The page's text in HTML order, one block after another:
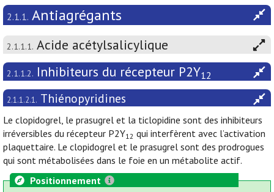
2.1.1. Antiagrégants
2.1.1.1. Acide acétylsalicylique
2.1.1.2. Inhibiteurs du récepteur P2Y12
2.1.1.2.1. Thiénopyridines
Le clopidogrel, le prasugrel et la ticlopidine sont des inhibiteurs
irréversibles du récepteur P2Y12 qui interfèrent avec l’activation
plaquettaire. Le clopidogrel et le prasugrel sont des prodrogues
qui sont métabolisées dans le foie en un métabolite actif.
Positionnement